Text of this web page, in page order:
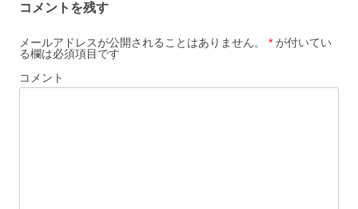
コメントを残す
メールアドレスが公開されることはありません。 * が付いてい
る欄は必須項目です
コメント